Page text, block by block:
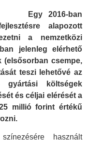
Egy 2016-ban
alapozott
a nemzetközi
jelenleg elérhető
(elsősorban csempe,
teszi lehetővé az
gyártási költségek
és céljai elérését a
millió forint értékű
használt